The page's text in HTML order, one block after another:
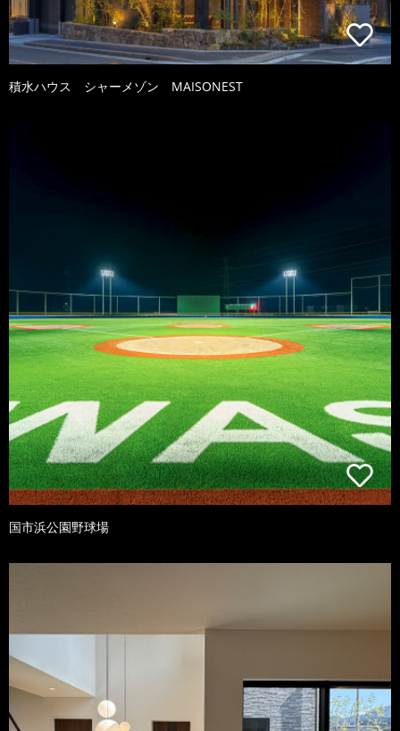
積水ハウス シャーメゾン MAISONEST
国市浜公園野球場